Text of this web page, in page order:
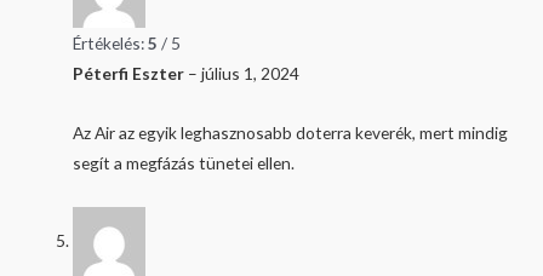
Értékelés:5 / 5
Péterfi Eszter – július 1, 2024
Az Air az egyik leghasznosabb doterra keverék, mert mindig
segít a megfázás tünetei ellen.